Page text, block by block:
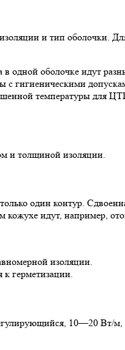
и тип оболочки.
оболочке идут
с гигиеническими
температуры для
и толщиной изоляции.
один контур.
идут, например,
изоляции.
герметизации.
10—20 Вт/